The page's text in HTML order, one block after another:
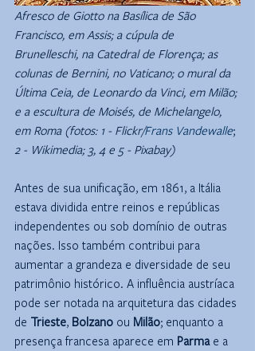
Afresco de Giotto na Basílica de São
Francisco, em Assis; a cúpula de
Brunelleschi, na Catedral de Florença; as
colunas de Bernini, no Vaticano; o mural da
Última Ceia, de Leonardo da Vinci, em Milão;
e a escultura de Moisés, de Michelangelo,
em Roma (fotos: 1 - Flickr/Frans Vandewalle;
2 - Wikimedia; 3, 4 e 5 - Pixabay)
Antes de sua unificação, em 1861, a Itália
estava dividida entre reinos e repúblicas
independentes ou sob domínio de outras
nações. Isso também contribui para
aumentar a grandeza e diversidade de seu
patrimônio histórico. A influência austríaca
pode ser notada na arquitetura das cidades
de Trieste, Bolzano ou Milão; enquanto a
presença francesa aparece em Parma e a